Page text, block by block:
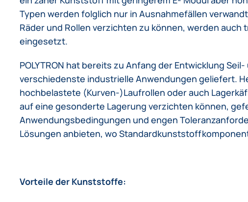
Typen werden folglich nur in Ausnahmefällen
Räder und Rollen verzichten zu können, werden
eingesetzt.
POLYTRON hat bereits zu Anfang der Entwicklung
verschiedenste industrielle Anwendungen geliefert.
hochbelastete (Kurven-)Laufrollen oder auch
auf eine gesonderte Lagerung verzichten können,
Anwendungsbedingungen und engen
Lösungen anbieten, wo
Vorteile der Kunststoffe: